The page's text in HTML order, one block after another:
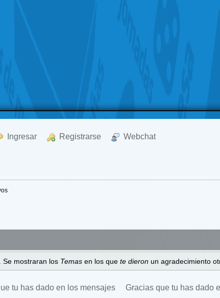
Ingresar Registrarse Webchat
Se mostraran los Temas en los que te dieron un agradecimiento
tu has dado en los mensajes Gracias que tu has dado